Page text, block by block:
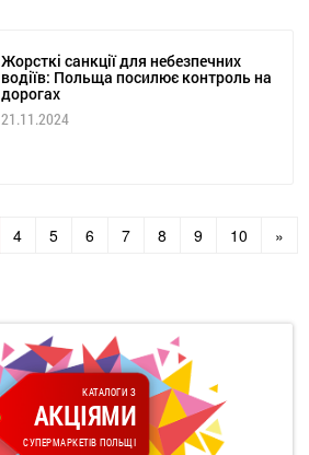
Жорсткі санкції для небезпечних
водіїв: Польща посилює контроль на
дорогах
21.11.2024
4 5 6 7 8 9 10
»
КАТАЛОГИ З
АКЦІЯМИ
СУПЕРМАРКЕТІВ ПОЛЬЩІ